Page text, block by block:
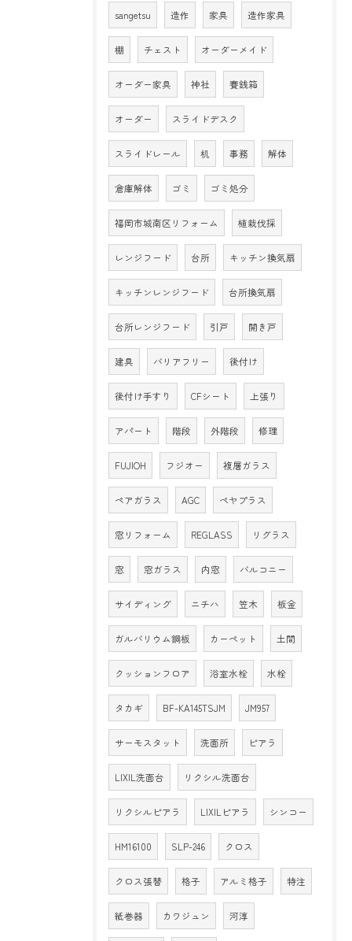
sangetsu 造作 家具 造作家具
棚 チェスト オーダーメイド
オーダー家具 神社 賽銭箱
オーダー スライドデスク
スライドレール 机 事務 解体
倉庫解体 ゴミ ゴミ処分
福岡市城南区リフォーム 植栽伐採
レンジフード 台所 キッチン換気扇
キッチンレンジフード 台所換気扇
台所レンジフード 引戸 開き戸
建具 バリアフリー 後付け
後付け手すり CFシート 上張り
アパート 階段 外階段 修理
FUJIOH フジオー 複層ガラス
ペアガラス AGC ペヤプラス
窓リフォーム REGLASS リグラス
窓 窓ガラス 内窓 バルコニー
サイディング ニチハ 笠木 板金
ガルバリウム鋼板 カーペット 土間
クッションフロア 浴室水栓 水栓
タカギ BF-KA145TSJM JM957
サーモスタット 洗面所 ピアラ
LIXIL洗面台 リクシル洗面台
リクシルピアラ LIXILピアラ シンコー
HM16100 SLP-246 クロス
クロス張替 格子 アルミ格子 特注
紙巻器 カワジュン 河淳